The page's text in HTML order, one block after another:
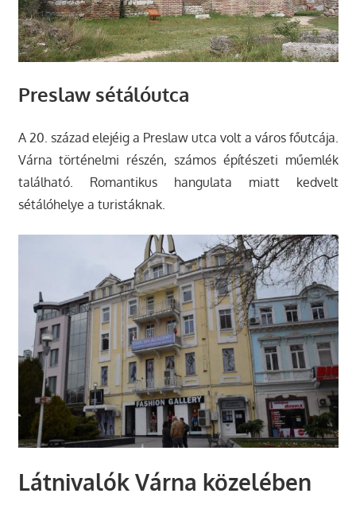
Preslaw sétálóutca
A 20. század elejéig a Preslaw utca volt a város főutcája.
Várna történelmi részén, számos építészeti műemlék
található. Romantikus hangulata miatt kedvelt
sétálóhelye a turistáknak.
Látnivalók Várna közelében